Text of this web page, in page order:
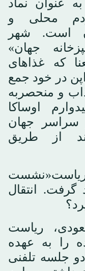
عنوان نماد
محلی و
است. شهر
جهان»
که غذاهای
در خود جمع
و منحصربه
اوساکا
سراسر جهان
از طریق
انتقال
ریاست
را به عهده
جلسه تلفنی